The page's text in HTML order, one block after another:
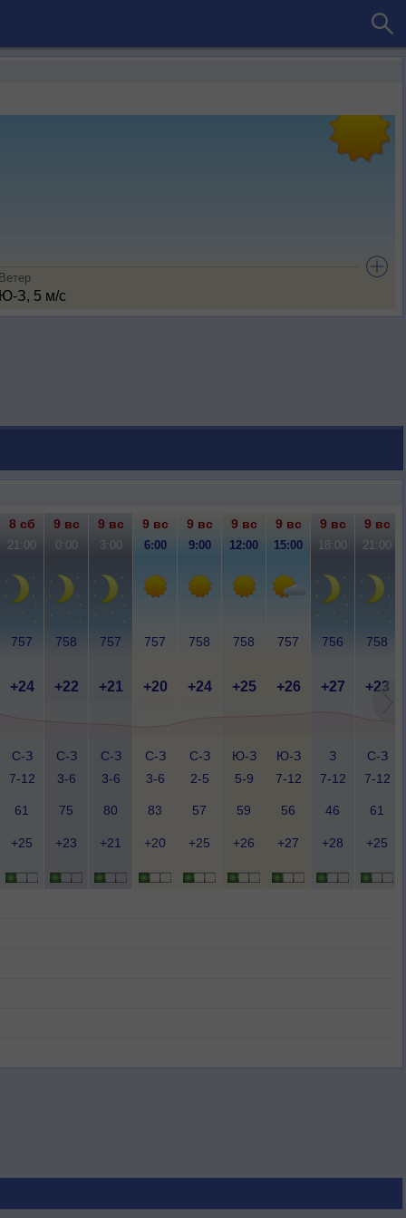
З, 5 м/с
8 сб 9 вс 9 вс 9 вс 9 вс 9 вс 9 вс 9 вс 9 вс
21:00 0:00 3:00 6:00 9:00 12:00 15:00 18:00 21:00
757 758 757 757 758 758 757 756 758
+24 +22 +21 +20 +24 +25 +26 +27 +23
С-З
7-12
С-З
3-6
С-З
3-6
С-З
3-6
С-З
2-5
Ю-З
5-9
Ю-З
7-12
З
7-12
С-З
7-12
61 75 80 83 57 59 56 46 61
+25 +23 +21 +20 +25 +26 +27 +28 +25